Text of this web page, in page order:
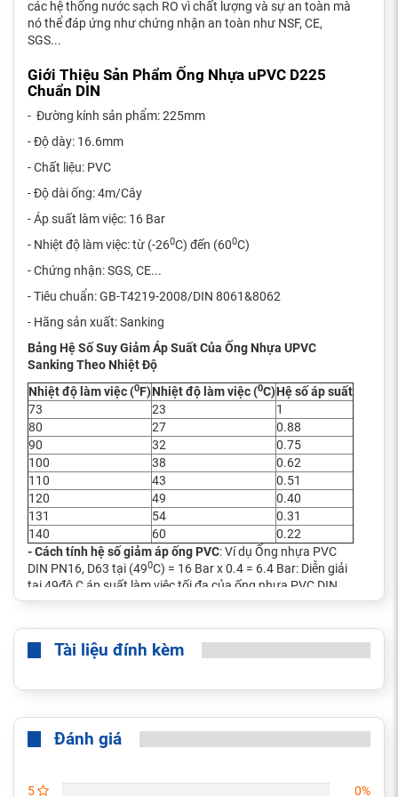
các hệ thống nước sạch RO vì chất lượng và sự an toàn mà
nó thể đáp ứng như chứng nhận an toàn như NSF, CE,
SGS...
Giới Thiệu Sản Phẩm Ống Nhựa uPVC D225
Chuẩn DIN
- Đường kính sản phẩm: 225mm
- Độ dày: 16.6mm
- Chất liệu: PVC
- Độ dài ống: 4m/Cây
- Áp suất làm việc: 16 Bar
- Nhiệt độ làm việc: từ (-260C) đến (600C)
- Chứng nhận: SGS, CE...
- Tiêu chuẩn: GB-T4219-2008/DIN 8061&8062
- Hãng sản xuất: Sanking
Bảng Hệ Số Suy Giảm Áp Suất Của Ống Nhựa UPVC
Sanking Theo Nhiệt Độ
Nhiệt độ làm việc (0F)Nhiệt độ làm việc (0C)Hệ số áp suất
73
23
1
80
27
0.88
90
32
0.75
100
38
0.62
110
43
0.51
120
49
0.40
131
54
0.31
140
60
0.22
- Cách tính hệ số giảm áp ống PVC: Ví dụ Ống nhựa PVC
DIN PN16, D63 tại (490C) = 16 Bar x 0.4 = 6.4 Bar: Diễn giải
tại 49độ C áp suất làm việc tối đa của ống nhựa PVC DIN
D63 PN16 là 6.4Bar
Quy Cách Ống Nhựa PVC Sanking Tiêu Chuẩn DIN 8061 &
8062 - PN16
Tài liệu đính kèm
Đánh giá
5
0%